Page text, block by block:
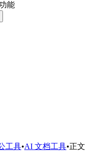
能
工具•AI 文档工具•正文